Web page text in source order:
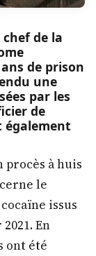
de la
de prison
une
par les
de
procès à huis
le
issus
En
ont été